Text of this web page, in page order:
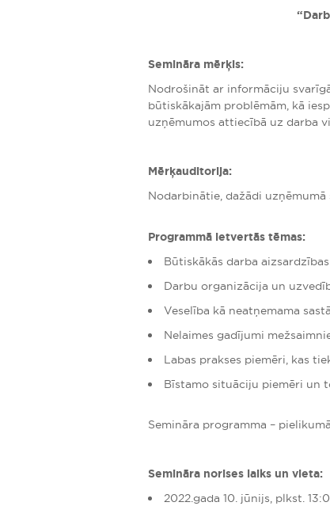
Semināra mērķis:
Nodrošināt ar informāciju
būtiskākajām problēmām, kā
uzņēmumos attiecībā uz darba
Mērķauditorija:
Nodarbinātie, dažādi
Programmā ietvertās tēmas:
Būtiskākās darba
Darbu organizācija un
Veselība kā neatņemama
Nelaimes gadījumi
Labas prakses piemēri, kas
Bīstamo situāciju piemēri un
Semināra programma –
Semināra norises laiks un vieta:
2022.gada 10. jūnijs, plkst.